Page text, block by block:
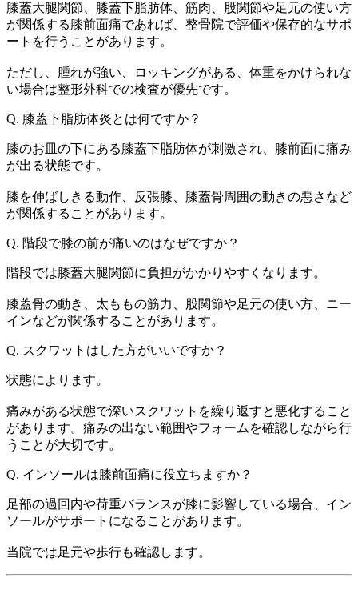
膝蓋大腿関節、膝蓋下脂肪体、筋肉、股関節や足元の使い方
が関係する膝前面痛であれば、整骨院で評価や保存的なサポ
ートを行うことがあります。
ただし、腫れが強い、ロッキングがある、体重をかけられな
い場合は整形外科での検査が優先です。
Q. 膝蓋下脂肪体炎とは何ですか？
膝のお皿の下にある膝蓋下脂肪体が刺激され、膝前面に痛み
が出る状態です。
膝を伸ばしきる動作、反張膝、膝蓋骨周囲の動きの悪さなど
が関係することがあります。
Q. 階段で膝の前が痛いのはなぜですか？
階段では膝蓋大腿関節に負担がかかりやすくなります。
膝蓋骨の動き、太ももの筋力、股関節や足元の使い方、ニー
インなどが関係することがあります。
Q. スクワットはした方がいいですか？
状態によります。
痛みがある状態で深いスクワットを繰り返すと悪化すること
があります。痛みの出ない範囲やフォームを確認しながら行
うことが大切です。
Q. インソールは膝前面痛に役立ちますか？
足部の過回内や荷重バランスが膝に影響している場合、イン
ソールがサポートになることがあります。
当院では足元や歩行も確認します。